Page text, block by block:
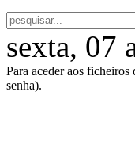
sexta, 07
Para aceder aos
senha).